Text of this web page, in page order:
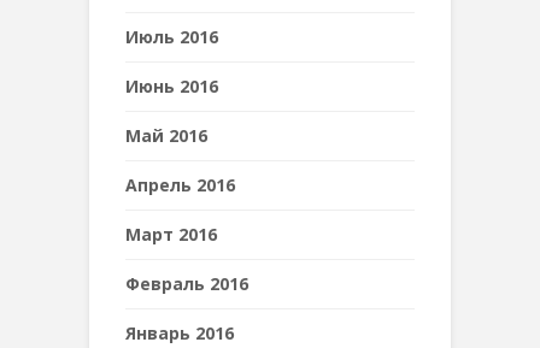
Июль 2016
Июнь 2016
Май 2016
Апрель 2016
Март 2016
Февраль 2016
Январь 2016